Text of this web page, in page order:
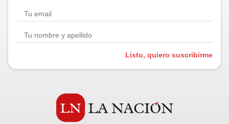
Listo, quiero suscribirme